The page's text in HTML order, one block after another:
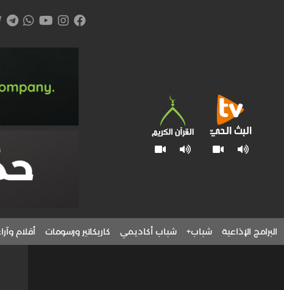
البرامج الإذاعية شباب+ شباب أكاديمي كاريكاتير ورسومات أقلام